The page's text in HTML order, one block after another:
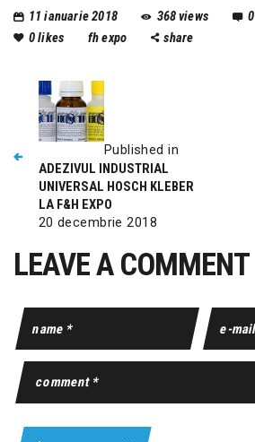
11 ianuarie 2018 368views 0
0likes fh expo share
Published in
ADEZIVUL INDUSTRIAL
UNIVERSAL HOSCH KLEBER
LA F&H EXPO
20 decembrie 2018
LEAVE A COMMENT